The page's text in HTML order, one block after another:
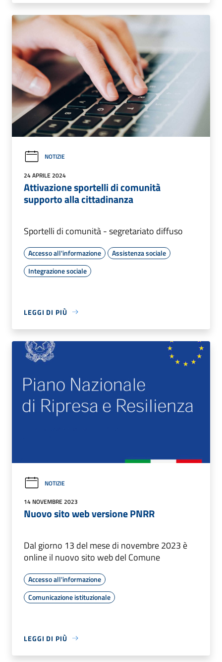
NOTIZIE
24 APRILE 2024
Attivazione sportelli di comunità
supporto alla cittadinanza
Sportelli di comunità - segretariato diffuso
Accesso all'informazione
Assistenza sociale
Integrazione sociale
LEGGI DI PIÙ
NOTIZIE
14 NOVEMBRE 2023
Nuovo sito web versione PNRR
Dal giorno 13 del mese di novembre 2023 è
online il nuovo sito web del Comune
Accesso all'informazione
Comunicazione istituzionale
LEGGI DI PIÙ